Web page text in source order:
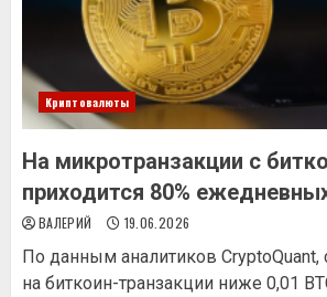
Криптовалюты
На микротранзакции с
приходится 80%
ВАЛЕРИЙ 19.06.2026
По данным аналитиков CryptoQuant,
на биткоин-транзакции ниже 0,01